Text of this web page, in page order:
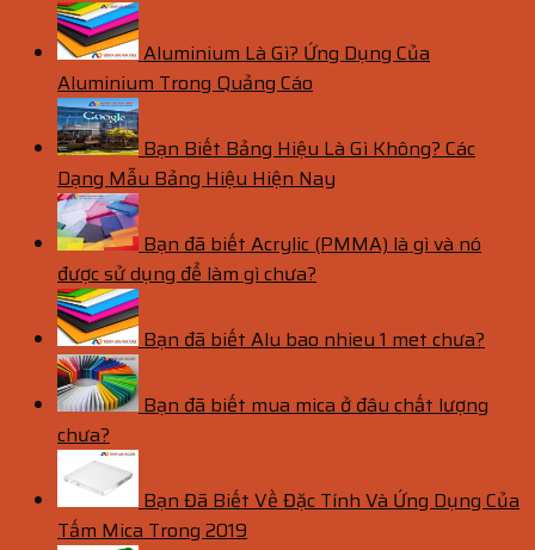
Aluminium Là Gì? Ứng Dụng Của
Aluminium Trong Quảng Cáo
Bạn Biết Bảng Hiệu Là Gì Không? Các
Dạng Mẫu Bảng Hiệu Hiện Nay
Bạn đã biết Acrylic (PMMA) là gì và nó
được sử dụng để làm gì chưa?
Bạn đã biết Alu bao nhieu 1 met chưa?
Bạn đã biết mua mica ở đâu chất lượng
chưa?
Bạn Đã Biết Về Đặc Tính Và Ứng Dụng Của
Tấm Mica Trong 2019